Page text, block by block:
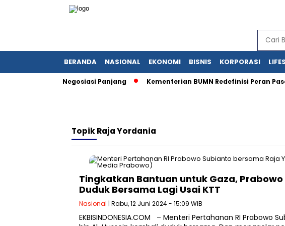
BERANDA NASIONAL EKONOMI BISNIS KORPORASI
Dekade Negosiasi Panjang Kementerian BUMN Redefinisi Peran Pasca
TopikRaja Yordania
Tingkatkan Bantuan untuk Gaza,
Duduk Bersama Lagi Usai KTT
Nasional | Rabu, 12 Juni 2024 - 15:09 WIB
EKBISINDONESIA.COM – Menteri Pertahanan RI Prabowo